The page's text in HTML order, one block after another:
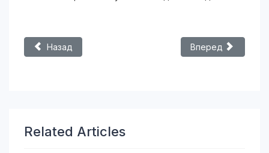
Предыдущий: Египетская пыль на Кипре. Как защитить
Назад Следующий:
Вперед
Related Articles